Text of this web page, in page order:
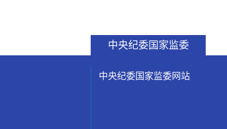
中央纪委国家监委
中央纪委国家监委网站